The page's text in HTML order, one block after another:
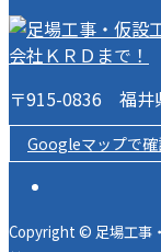
〒915-0836 福井
Googleマップで確
Copyright © 足場工事